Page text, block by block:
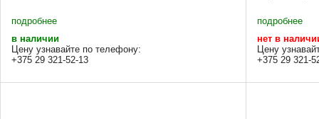
подробнее
в наличии
Цену узнавайте по телефону:
+375 29 321-52-13
подробнее
нет в
Цену
+375 29 321-